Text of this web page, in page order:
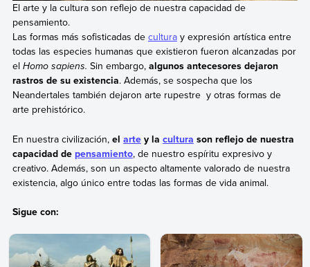
El arte y la cultura son reflejo de nuestra capacidad de
pensamiento.
Las formas más sofisticadas de culturay expresión artística entre
todas las especies humanas que existieron fueron alcanzadas por
el Homo sapiens. Sin embargo,algunos antecesores dejaron
rastros de su existencia. Además, se sospecha que los
Neandertales también dejaron arte rupestre y otras formas de
arte prehistórico.
En nuestra civilización, el artey la cultura son reflejo de nuestra
capacidad de pensamiento, de nuestro espíritu expresivo y
creativo. Además, son un aspecto altamente valorado de nuestra
existencia, algo único entre todas las formas de vida animal.
Sigue con: